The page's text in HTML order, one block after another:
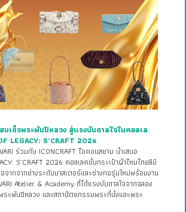
มเด็จพระพันปีหลวง สู่แรงบันดาลใจในคอลเล
LEGACY: S’CRAFT 2026
ร่วมกับ ICONCRAFT ไอคอนสยาม นำเสนอ
S’CRAFT 2026 คอลเลคชั่นกระเป๋าผ้าไหมไทยลิมิ
ากจากช่างระดับมาสเตอร์และช่างทอรุ่นใหม่พร้อมงาน
Atelier & Academy ที่ได้แรงบันดาลใจจากฉลอง
ระพันปีหลวง และสถาปัตยกรรมพระที่นั่งและพระ